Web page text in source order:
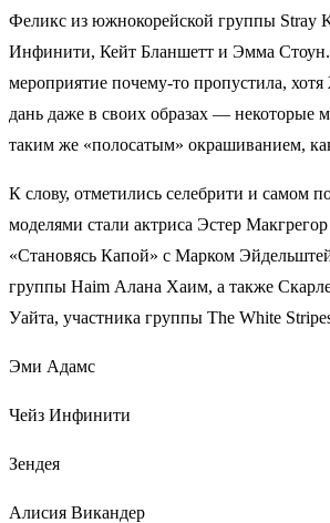
Феликс из южнокорейской группы Stray
Инфинити, Кейт Бланшетт и Эмма
мероприятие почему-то пропустила, хотя
дань даже в своих образах — некоторые
таким же «полосатым» окрашиванием,
К слову, отметились селебрити и самом
моделями стали актриса Эстер Макгрегор
«Становясь Капой» с Марком
группы Haim Алана Хаим, а также
Уайта, участника группы The White
Эми Адамс
Чейз Инфинити
Зендея
Алисия Викандер